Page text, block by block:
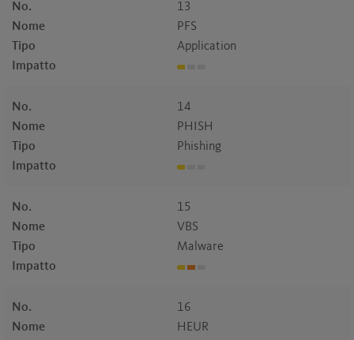
No.
13
Nome
PFS
Tipo
Application
Impatto
No.
14
Nome
PHISH
Tipo
Phishing
Impatto
No.
15
Nome
VBS
Tipo
Malware
Impatto
No.
16
Nome
HEUR